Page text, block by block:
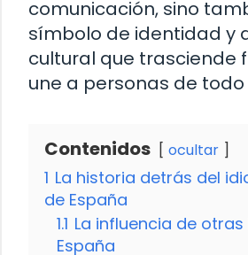
comunicación, sino
símbolo de identidad y
cultural que trasciende
une a personas de
Contenidos ocultar
1 La historia detrás del
de España
1.1 La influencia de
España